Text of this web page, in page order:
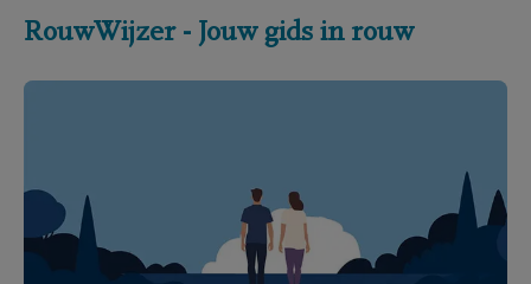
RouwWijzer - Jouw gids in rouw